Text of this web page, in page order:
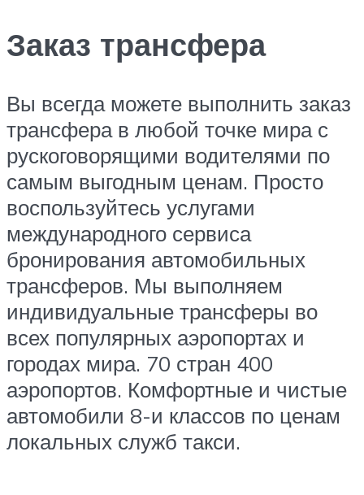
Заказ трансфера
Вы всегда можете выполнить заказ
трансфера в любой точке мира с
рускоговорящими водителями по
самым выгодным ценам. Просто
воспользуйтесь услугами
международного сервиса
бронирования автомобильных
трансферов. Мы выполняем
индивидуальные трансферы во
всех популярных аэропортах и
городах мира. 70 стран 400
аэропортов. Комфортные и чистые
автомобили 8-и классов по ценам
локальных служб такси.